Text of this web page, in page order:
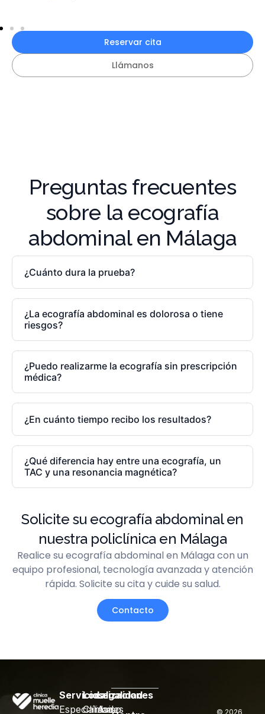
Reservar cita
Llámanos
Preguntas frecuentes
sobre la ecografía
abdominal en Málaga
¿Cuánto dura la prueba?
¿La ecografía abdominal es dolorosa o tiene
riesgos?
¿Puedo realizarme la ecografía sin prescripción
médica?
¿En cuánto tiempo recibo los resultados?
¿Qué diferencia hay entre una ecografía, un
TAC y una resonancia magnética?
Solicite su ecografía abdominal en
nuestra policlínica en Málaga
Realice su ecografía abdominal en Málaga con un
equipo profesional, tecnología avanzada y atención
rápida. Solicite su cita y cuide su salud.
Contacto
Servicios
Especialidades
Localizaciones
Clínica
Legalidad
Aviso
© 2026